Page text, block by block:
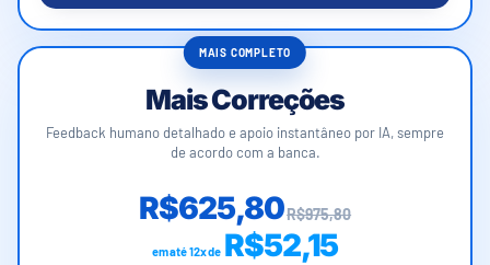
MAIS COMPLETO
Mais Correções
Feedback humano detalhado e apoio instantâneo por IA, sempre
de acordo com a banca.
R$625,80R$975,80
em até 12x de R$52,15